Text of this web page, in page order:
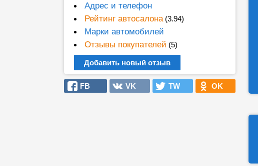
Адрес и телефон
Рейтинг автосалона(3.94)
Марки автомобилей
Отзывы покупателей (5)
Добавить новый отзыв
FB VK TW OK